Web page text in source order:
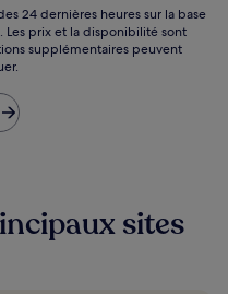
(17 avis)
24 dernières heures sur la base
Les prix et la disponibilité sont
supplémentaires peuvent
sites